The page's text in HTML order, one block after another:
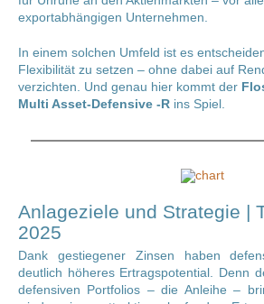
exportabhängigen Unternehmen.
In einem solchen Umfeld ist es
Flexibilität zu setzen – ohne dabei auf
verzichten. Und genau hier kommt der
Multi Asset-Defensive -R ins Spiel.
Anlageziele und Strategie |
2025
Dank gestiegener Zinsen haben
deutlich höheres Ertragspotential. Denn
defensiven Portfolios – die Anleihe –